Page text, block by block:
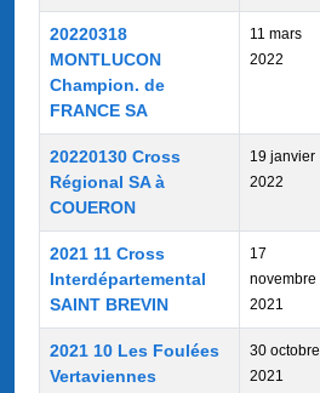
20220318
MONTLUCON
Champion. de
FRANCE SA
11 mars
2022
20220130 Cross
Régional SA à
COUERON
19 janvier
2022
2021 11 Cross
Interdépartemental
SAINT BREVIN
17
novembre
2021
2021 10 Les Foulées
Vertaviennes
30 octobre
2021